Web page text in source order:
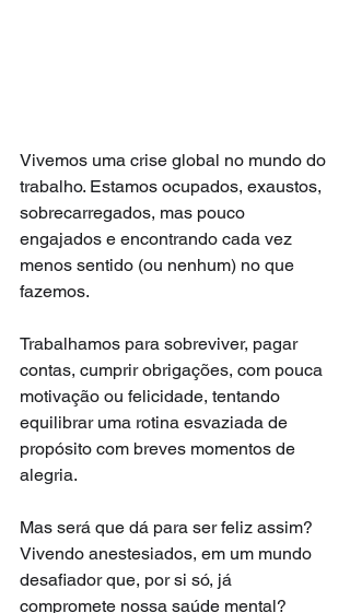
Vivemos uma crise global no mundo do
trabalho. Estamos ocupados, exaustos,
sobrecarregados, mas pouco
engajados e encontrando cada vez
menos sentido (ou nenhum) no que
fazemos.
Trabalhamos para sobreviver, pagar
contas, cumprir obrigações, com pouca
motivação ou felicidade, tentando
equilibrar uma rotina esvaziada de
propósito com breves momentos de
alegria.
Mas será que dá para ser feliz assim?
Vivendo anestesiados, em um mundo
desafiador que, por si só, já
compromete nossa saúde mental?